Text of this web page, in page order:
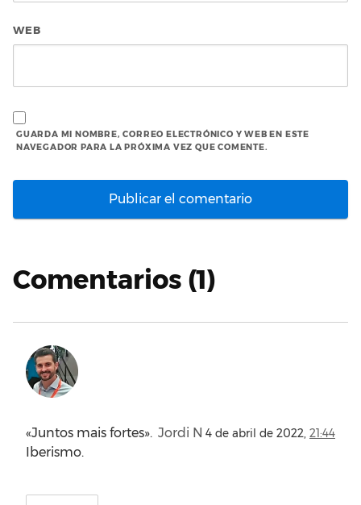
WEB
GUARDA MI NOMBRE, CORREO ELECTRÓNICO Y WEB EN ESTE
NAVEGADOR PARA LA PRÓXIMA VEZ QUE COMENTE.
Comentarios (1)
Jordi N 4 de abril de 2022, 21:44
«Juntos mais fortes».
Iberismo.